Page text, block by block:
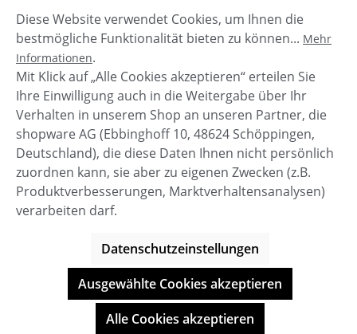
Beschreibung
Herrenhose Birge von Circle of Trust. Diese
engsitzende Hose ist mit dem seitlichen Streifen ist
sowohl sportlich als auch c…Mehr
Service-Hotline
Informationen
© BOOTBAY-n-others
Alle Preise inkl. gesetzl. Mehrwertsteuer zzgl.
Diese Website verwendet Cookies, um Ihnen die
bestmögliche Funktionalität bieten zu können... Mehr
Informationen.
Mit Klick auf „Alle Cookies akzeptieren“ erteilen Sie
Ihre Einwilligung auch in die Weitergabe über Ihr
Verhalten in unserem Shop an unseren Partner, die
shopware AG (Ebbinghoff 10, 48624 Schöppingen,
Deutschland), die diese Daten Ihnen nicht persönlich
zuordnen kann, sie aber zu eigenen Zwecken (z.B.
Produktverbesserungen, Marktverhaltensanalysen)
verarbeiten darf.
Datenschutzeinstellungen
Ausgewählte Cookies akzeptieren
Alle Cookies akzeptieren